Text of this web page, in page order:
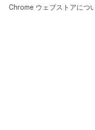
Chrome ウェブストアにつ